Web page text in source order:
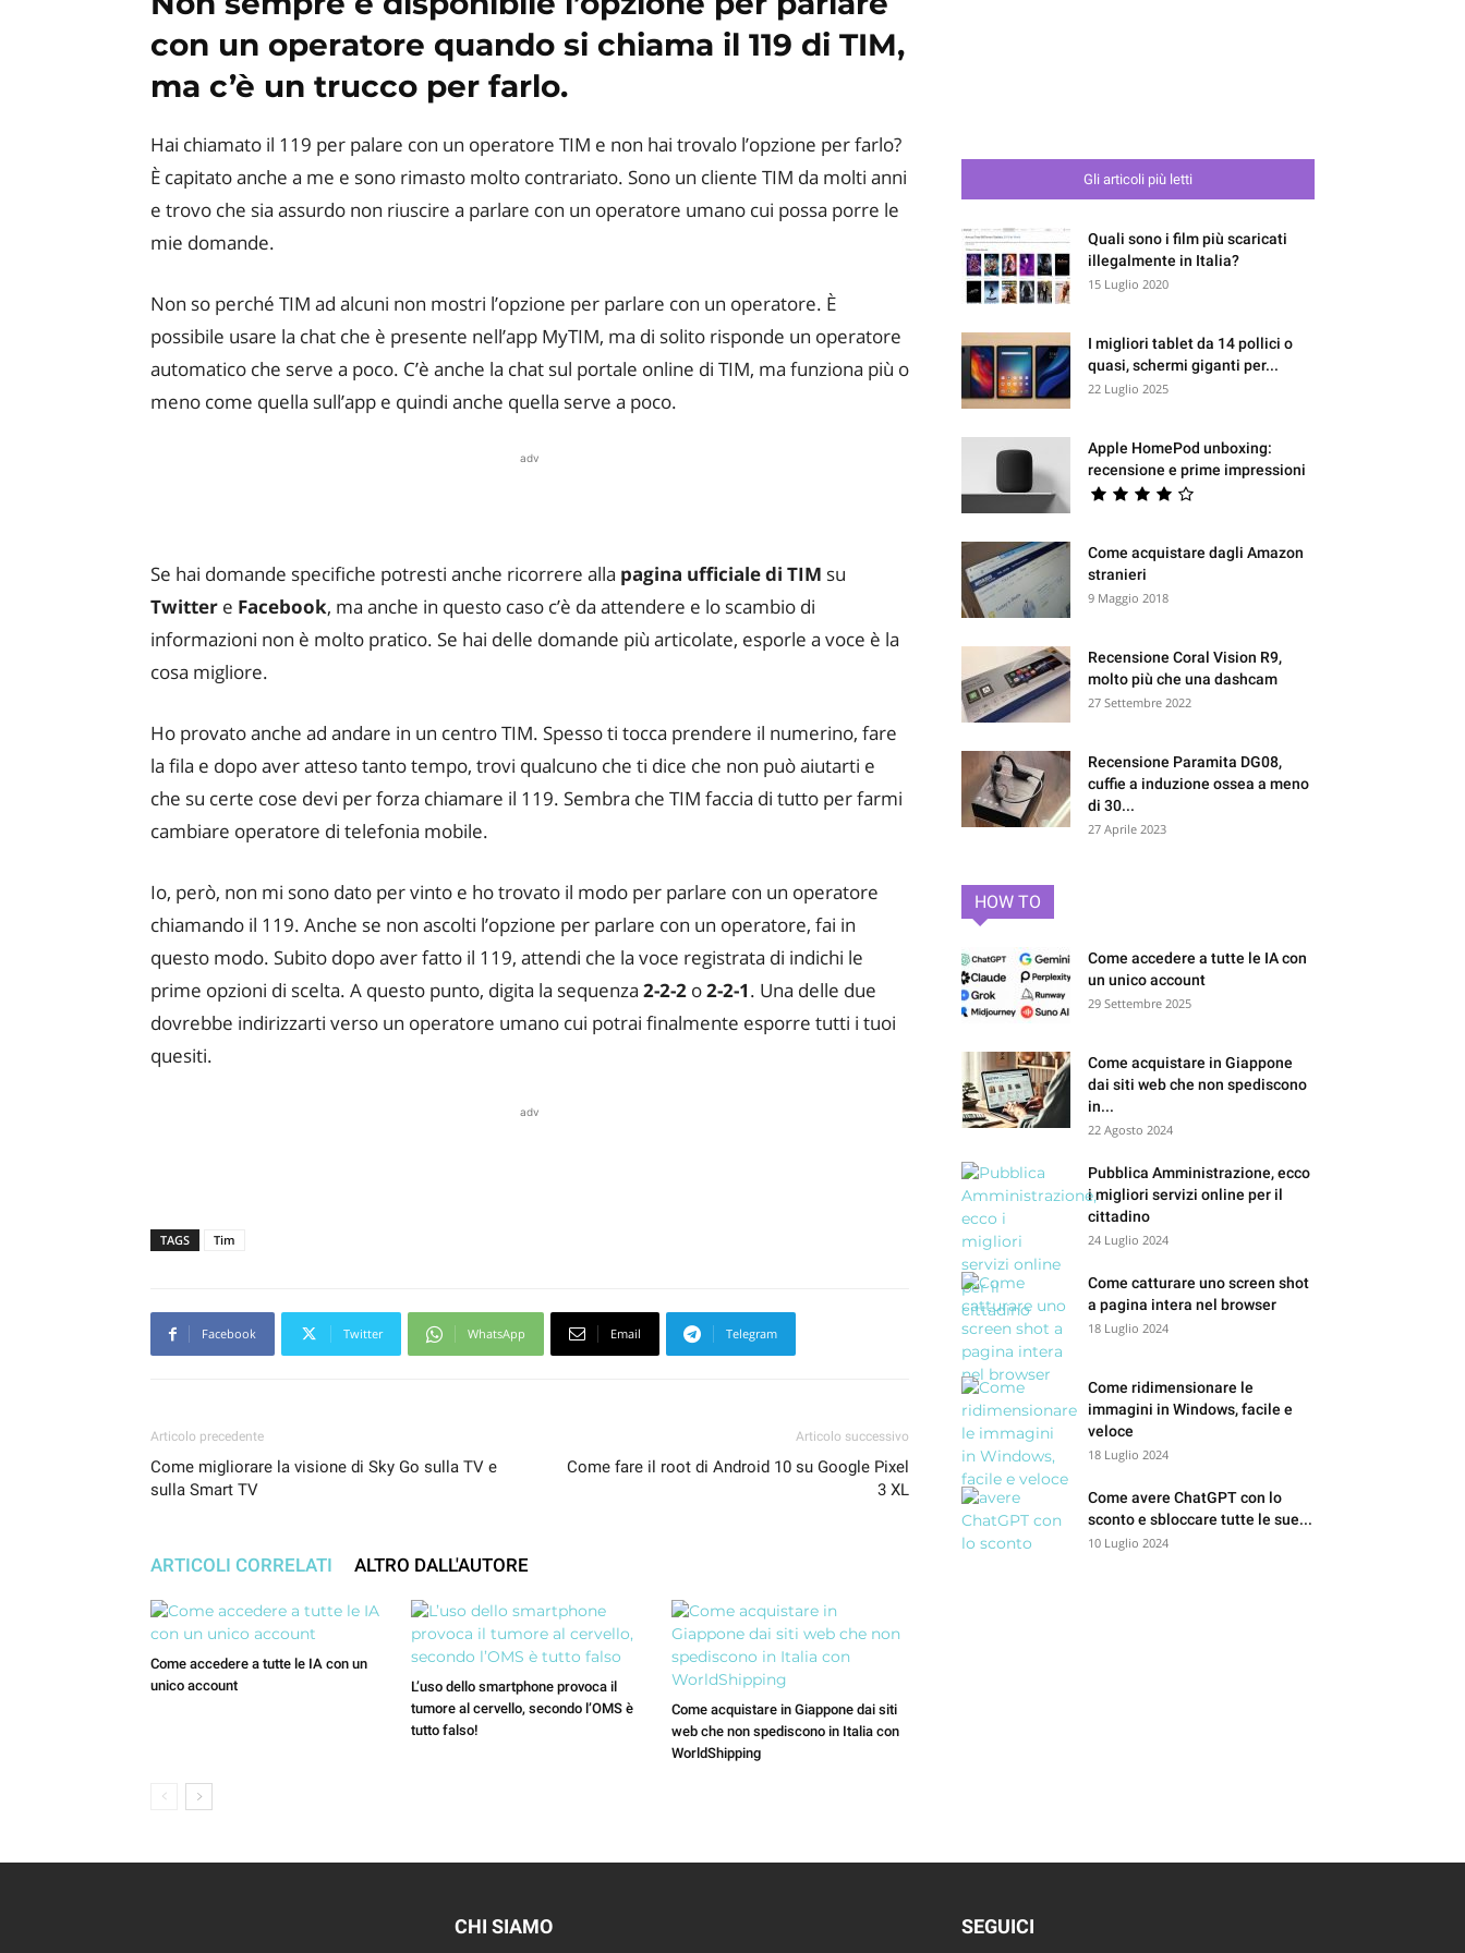
con un operatore quando si chiama il 119 di TIM,
ma c’è un trucco per farlo.
Hai chiamato il 119 per palare con un operatore TIM e non hai trovalo l’opzione per farlo?
È capitato anche a me e sono rimasto molto contrariato. Sono un cliente TIM da molti anni
e trovo che sia assurdo non riuscire a parlare con un operatore umano cui possa porre le
mie domande.
Non so perché TIM ad alcuni non mostri l’opzione per parlare con un operatore. È
possibile usare la chat che è presente nell’app MyTIM, ma di solito risponde un operatore
automatico che serve a poco. C’è anche la chat sul portale online di TIM, ma funziona più o
meno come quella sull’app e quindi anche quella serve a poco.
adv
Se hai domande specifiche potresti anche ricorrere alla pagina ufficiale di TIM su
Twitter e Facebook, ma anche in questo caso c’è da attendere e lo scambio di
informazioni non è molto pratico. Se hai delle domande più articolate, esporle a voce è la
cosa migliore.
Ho provato anche ad andare in un centro TIM. Spesso ti tocca prendere il numerino, fare
la fila e dopo aver atteso tanto tempo, trovi qualcuno che ti dice che non può aiutarti e
che su certe cose devi per forza chiamare il 119. Sembra che TIM faccia di tutto per farmi
cambiare operatore di telefonia mobile.
Io, però, non mi sono dato per vinto e ho trovato il modo per parlare con un operatore
chiamando il 119. Anche se non ascolti l’opzione per parlare con un operatore, fai in
questo modo. Subito dopo aver fatto il 119, attendi che la voce registrata di indichi le
prime opzioni di scelta. A questo punto, digita la sequenza 2-2-2 o2-2-1. Una delle due
dovrebbe indirizzarti verso un operatore umano cui potrai finalmente esporre tutti i tuoi
quesiti.
adv
TAGS Tim
Facebook Twitter WhatsApp Email Telegram
Articolo precedente
Come migliorare la visione di Sky Go sulla TV e
sulla Smart TV
Articolo successivo
Come fare il root di Android 10 su Google Pixel
3 XL
ARTICOLI CORRELATI ALTRO DALL'AUTORE
Come accedere a tutte le IA con un
unico account
L’uso dello smartphone provoca il
tumore al cervello, secondo l’OMS è
tutto falso!
Come acquistare in Giappone dai siti
web che non spediscono in Italia con
WorldShipping
Gli articoli più letti
Quali sono i film più scaricati
illegalmente in Italia?
15 Luglio 2020
I migliori tablet da 14 pollici o
quasi, schermi giganti per...
22 Luglio 2025
Apple HomePod unboxing:
recensione e prime impressioni
Come acquistare dagli Amazon
stranieri
9 Maggio 2018
Recensione Coral Vision R9,
molto più che una dashcam
27 Settembre 2022
Recensione Paramita DG08,
cuffie a induzione ossea a meno
di 30...
27 Aprile 2023
HOW TO
Come accedere a tutte le IA con
un unico account
29 Settembre 2025
Come acquistare in Giappone
dai siti web che non spediscono
in...
22 Agosto 2024
Pubblica Amministrazione, ecco
i migliori servizi online per il
cittadino
24 Luglio 2024
Come catturare uno screen shot
a pagina intera nel browser
18 Luglio 2024
Come ridimensionare le
immagini in Windows, facile e
veloce
18 Luglio 2024
Come avere ChatGPT con lo
sconto e sbloccare tutte le sue...
10 Luglio 2024
CHI SIAMO SEGUICI